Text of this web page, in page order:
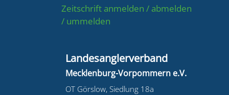
Zeitschrift anmelden / abmelden
/ ummelden
Landesanglerverband
Mecklenburg-Vorpommern e.V.
OT Görslow, Siedlung 18a